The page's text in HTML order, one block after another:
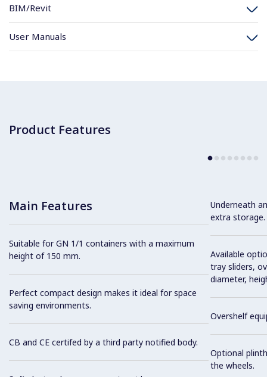
BIM/Revit
User Manuals
Product Features
Main Features
Suitable for GN 1/1 containers with a maximum
height of 150 mm.
Perfect compact design makes it ideal for space
saving environments.
CB and CE certifed by a third party notified body.
Underneath
extra storage.
Available
tray sliders,
diameter,
Overshelf
Optional
the wheels.